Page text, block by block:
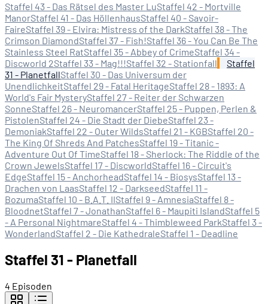
Staffel 43 - Das Rätsel des Master LuStaffel 42 - Mortville
ManorStaffel 41 - Das HöllenhausStaffel 40 - Savoir-
FaireStaffel 39 - Elvira: Mistress of the DarkStaffel 38 - The
Crimson DiamondStaffel 37 - Fish!Staffel 36 - You Can Be The
Stainless Steel RatStaffel 35 - Abbey of CrimeStaffel 34 -
Discworld 2Staffel 33 - Mag!!!Staffel 32 - Stationfall
Staffel
31 - PlanetfallStaffel 30 - Das Universum der
UnendlichkeitStaffel 29 - Fatal HeritageStaffel 28 - 1893: A
World's Fair MysteryStaffel 27 - Reiter der Schwarzen
SonneStaffel 26 - NeuromancerStaffel 25 - Puppen, Perlen &
PistolenStaffel 24 - Die Stadt der DiebeStaffel 23 -
DemoniakStaffel 22 - Outer WildsStaffel 21 - KGBStaffel 20 -
The King Of Shreds And PatchesStaffel 19 - Titanic -
Adventure Out Of TimeStaffel 18 - Sherlock: The Riddle of the
Crown JewelsStaffel 17 - DiscworldStaffel 16 - Circuit's
EdgeStaffel 15 - AnchorheadStaffel 14 - BiosysStaffel 13 -
Drachen von LaasStaffel 12 - DarkseedStaffel 11 -
BozumaStaffel 10 - B.A.T. IIStaffel 9 - AmnesiaStaffel 8 -
BloodnetStaffel 7 - JonathanStaffel 6 - Maupiti IslandStaffel 5
- A Personal NightmareStaffel 4 - Thimbleweed ParkStaffel 3 -
WonderlandStaffel 2 - Die KathedraleStaffel 1 - Deadline
Staffel 31 - Planetfall
4 Episoden